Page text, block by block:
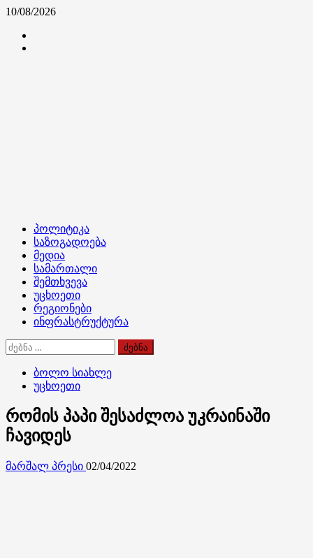
Skip
content
10/08/2026
Primary
Menu
პოლიტიკა
საზოგადოება
მედია
სამართალი
შემთხვევა
უცხოეთი
რეგიონები
ინფრასტრუქტურა
ძებნა:
ბოლო სიახლე
უცხოეთი
რომის პაპი შესაძლოა უკრაინაში
ჩავიდეს
მარშალ პრესი 02/04/2022